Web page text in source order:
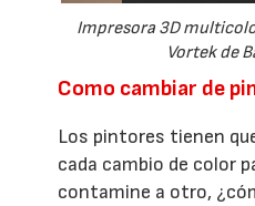
Impresora 3D
Vortek de
Como cambiar de
Los pintores tienen
cada cambio de color
contamine a otro,